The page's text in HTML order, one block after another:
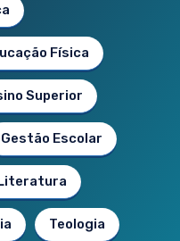
Física
Superior
Gestão Escolar
Teologia